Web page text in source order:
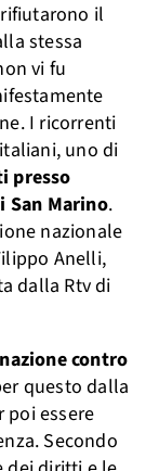
il
stessa
vi fu
I ricorrenti
uno di
presso
San Marino.
nazionale
Anelli,
dalla Rtv di
contro
questo dalla
essere
Secondo